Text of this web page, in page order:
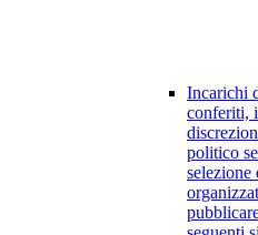
Incarichi
conferiti,
politico